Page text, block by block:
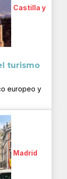
Castilla y
turismo
europeo y
Madrid